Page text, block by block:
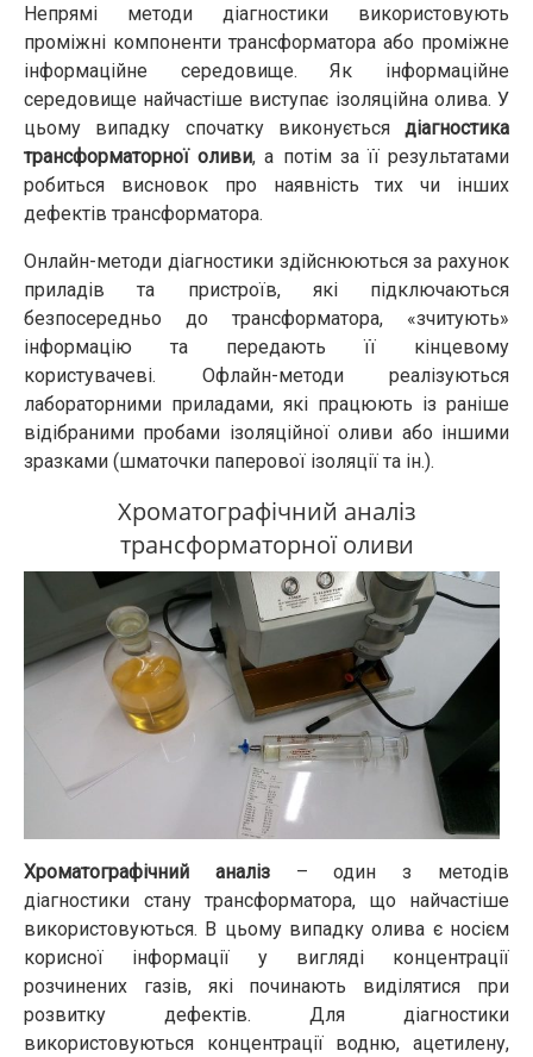
Непрямі методи діагностики використовують
проміжні компоненти трансформатора або проміжне
інформаційне середовище. Як інформаційне
середовище найчастіше виступає ізоляційна олива. У
цьому випадку спочатку виконується діагностика
трансформаторної оливи, а потім за її результатами
робиться висновок про наявність тих чи інших
дефектів трансформатора.
Онлайн-методи діагностики здійснюються за рахунок
приладів та пристроїв, які підключаються
безпосередньо до трансформатора, «зчитують»
інформацію та передають її кінцевому
користувачеві. Офлайн-методи реалізуються
лабораторними приладами, які працюють із раніше
відібраними пробами ізоляційної оливи або іншими
зразками (шматочки паперової ізоляції та ін.).
Хроматографічний аналіз
трансформаторної оливи
Хроматографічний аналіз– один з методів
діагностики стану трансформатора, що найчастіше
використовуються. В цьому випадку олива є носієм
корисної інформації у вигляді концентрації
розчинених газів, які починають виділятися при
розвитку дефектів. Для діагностики
використовуються концентрації водню, ацетилену,